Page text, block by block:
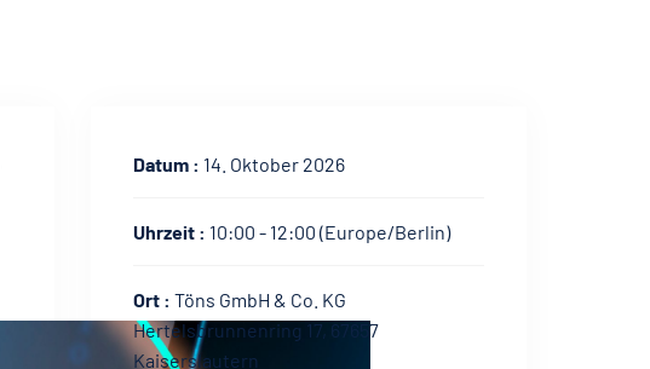
Datum : 14. Oktober 2026
Uhrzeit : 10:00 - 12:00 (Europe/Berlin)
Ort : Töns GmbH & Co. KG
Hertelsbrunnenring 17, 67657
Kaiserslautern